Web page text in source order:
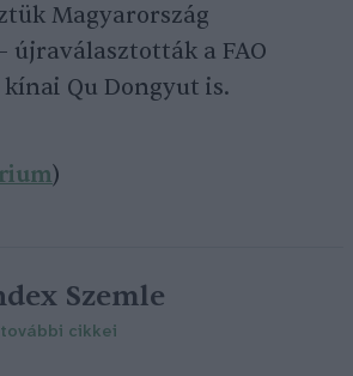
Magyarország
újraválasztották a FAO
Qu Dongyut is.
)
Szemle
cikkei